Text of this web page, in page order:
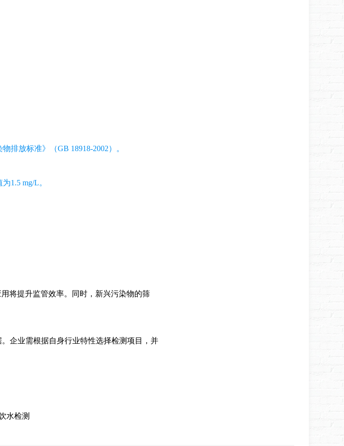
排放标准》（GB 18918-2002）。
1.5 mg/L。
用将提升监管效率。同时，新兴污染物的筛
企业需根据自身行业特性选择检测项目，并
水检测